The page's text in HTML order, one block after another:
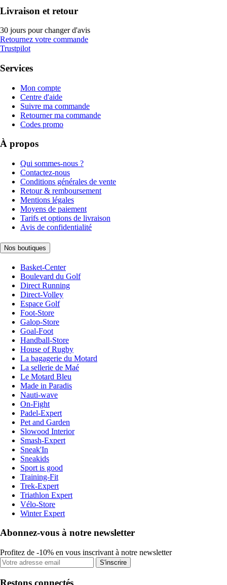
Livraison et retour
30 jours pour changer d'avis
Retournez votre commande
Trustpilot
Services
Mon compte
Centre d'aide
Suivre ma commande
Retourner ma commande
Codes promo
À propos
Qui sommes-nous ?
Contactez-nous
Conditions générales de vente
Retour & remboursement
Mentions légales
Moyens de paiement
Tarifs et options de livraison
Avis de confidentialité
Nos boutiques
Basket-Center
Boulevard du Golf
Direct Running
Direct-Volley
Espace Golf
Foot-Store
Galop-Store
Goal-Foot
Handball-Store
House of Rugby
La bagagerie du Motard
La sellerie de Maé
Le Motard Bleu
Made in Paradis
Nauti-wave
On-Fight
Padel-Expert
Pet and Garden
Slowood Interior
Smash-Expert
Sneak'In
Sneakids
Sport is good
Training-Fit
Trek-Expert
Triathlon Expert
Vélo-Store
Winter Expert
Abonnez-vous à notre newsletter
Profitez de -10% en vous inscrivant à notre newsletter
S'inscrire
Restons connectés